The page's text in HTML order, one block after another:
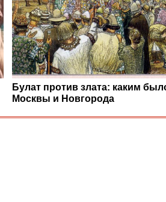
Булат против злата: каким
Москвы и Новгорода